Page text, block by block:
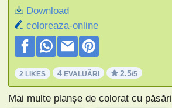
Download
coloreaza-online
2 LIKES 4 EVALUĂRI 2.5/5
Mai multe planșe de colorat cu păsări